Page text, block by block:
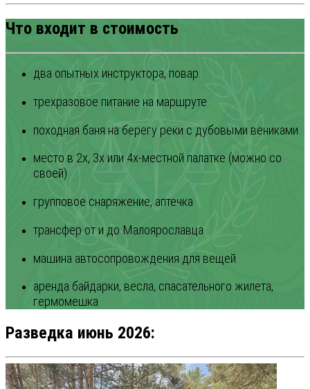
Что входит в стоимость
два опытных инструктора, повар
трехразовое питание на маршруте
походная баня на берегу реки с дубовыми вениками
место в 2х, 3х или 4х-местной палатке (можно со
своей)
групповое снаряжение, аптечка
трансфер от и до Малоярославца
машина автосопровождения для вещей
аренда байдарки, весла, спасательного жилета,
гермомешка
Разведка июнь 2026: